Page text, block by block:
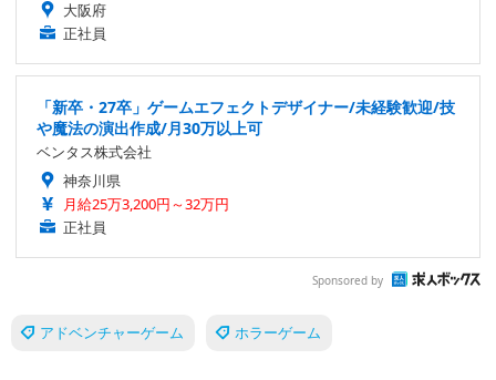
大阪府
正社員
「新卒・27卒」ゲームエフェクトデザイナー/未経験歓迎/技
や魔法の演出作成/月30万以上可
ベンタス株式会社
神奈川県
月給25万3,200円～32万円
正社員
Sponsored by
アドベンチャーゲーム ホラーゲーム